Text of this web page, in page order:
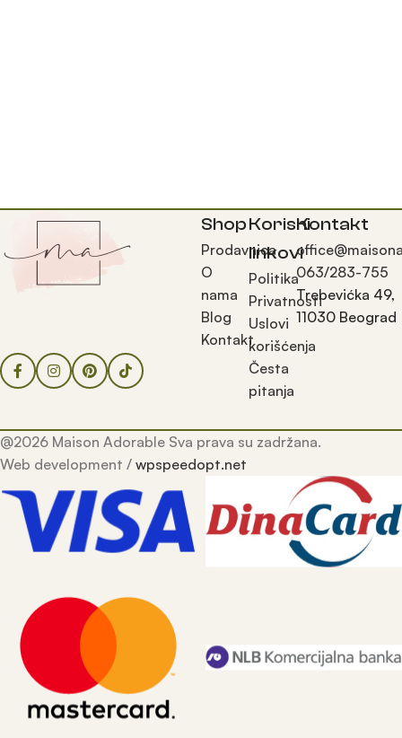
Shop
Prodavnica
O
nama
Blog
Kontakt
Korisni
linkovi
Politika
Privatnosti
Uslovi
korišćenja
Česta
pitanja
Kontakt
063/283-755
Trebevićka 49,
11030 Beograd
@2026 Maison Adorable Sva prava su zadržana.
Web development / wpspeedopt.net